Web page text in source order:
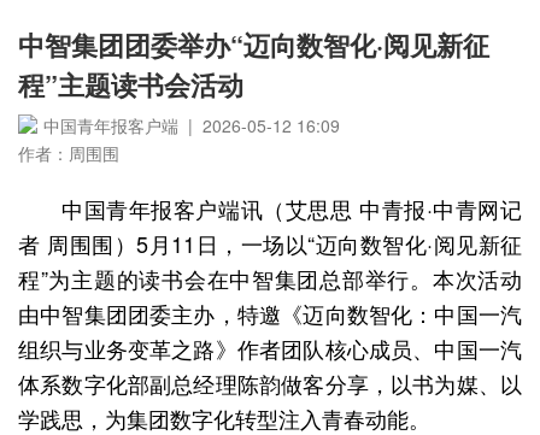
中智集团团委举办“迈向数智化·阅见新征
程”主题读书会活动
中国青年报客户端 | 2026-05-12 16:09
作者：周围围
中国青年报客户端讯（艾思思 中青报·中青网记
者 周围围）5月11日，一场以“迈向数智化·阅见新征
程”为主题的读书会在中智集团总部举行。本次活动
由中智集团团委主办，特邀《迈向数智化：中国一汽
组织与业务变革之路》作者团队核心成员、中国一汽
体系数字化部副总经理陈韵做客分享，以书为媒、以
学践思，为集团数字化转型注入青春动能。